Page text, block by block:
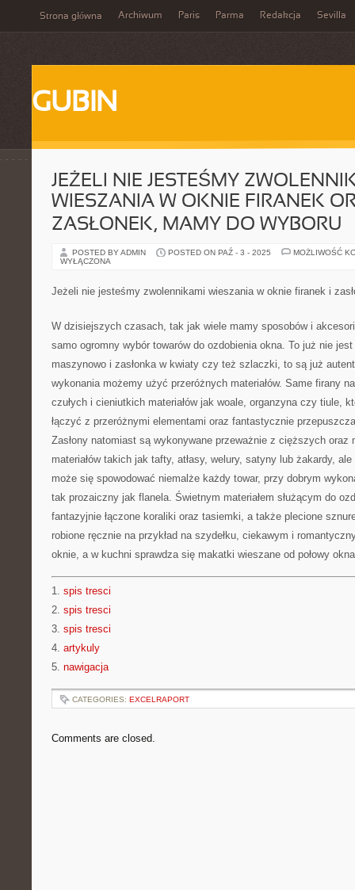
Strona główna Archiwum Paris Parma Redakcja Sevilla
GUBIN
JEŻELI NIE JESTEŚMY
WIESZANIA W OKNIE FIRANEK
ZASŁONEK, MAMY DO WYBORU
POSTED BY ADMIN POSTED ON PAŹ - 3 - 2025
MOŻLIWOŚĆ
WYŁĄCZONA
Jeżeli nie jesteśmy zwolennikami wieszania w oknie firanek i
W dzisiejszych czasach, tak jak wiele mamy sposobów i
samo ogromny wybór towarów do ozdobienia okna. To już nie
maszynowo i zasłonka w kwiaty czy też szlaczki, to są już
wykonania możemy użyć przeróżnych materiałów. Same firany
czułych i cieniutkich materiałów jak woale, organzyna czy tiule,
łączyć z przeróżnymi elementami oraz fantastycznie
Zasłony natomiast są wykonywane przeważnie z cięższych oraz
materiałów takich jak tafty, atłasy, welury, satyny lub żakardy,
może się spowodować niemalże każdy towar, przy dobrym
tak prozaiczny jak flanela. Świetnym materiałem służącym do
fantazyjnie łączone koraliki oraz tasiemki, a także plecione
robione ręcznie na przykład na szydełku, ciekawym i
oknie, a w kuchni sprawdza się makatki wieszane od połowy
1. spis tresci
2. spis tresci
3. spis tresci
4. artykuly
5. nawigacja
CATEGORIES: EXCELRAPORT
Comments are closed.